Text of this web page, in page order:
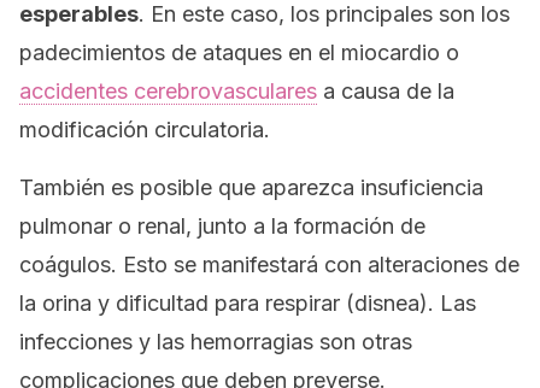
esperables. En este caso, los principales son los
padecimientos de ataques en el miocardio o
accidentes cerebrovasculares a causa de la
modificación circulatoria.
También es posible que aparezca insuficiencia
pulmonar o renal, junto a la formación de
coágulos. Esto se manifestará con alteraciones de
la orina y dificultad para respirar (disnea). Las
infecciones y las hemorragias son otras
complicaciones que deben preverse.